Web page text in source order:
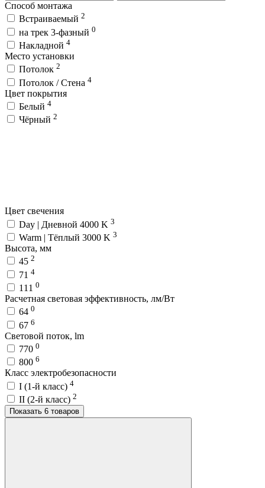
Способ монтажа
Встраиваемый 2
на трек 3-фазный 0
Накладной 4
Место установки
Потолок 2
Потолок / Cтена 4
Цвет покрытия
Белый 4
Чёрный 2
Цвет свечения
Day | Дневной 4000 K 3
Warm | Тёплый 3000 K 3
Высота, мм
45 2
71 4
111 0
Расчетная световая эффективность, лм/Вт
64 0
67 6
Световой поток, lm
770 0
800 6
Класс электробезопасности
I (1-й класс) 4
II (2-й класс) 2
Показать 6 товаров